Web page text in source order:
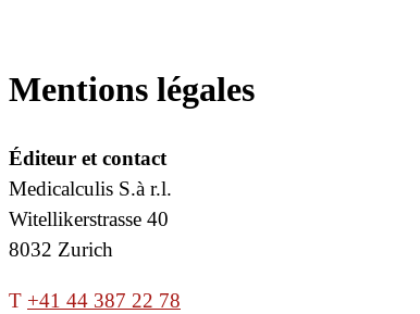
Mentions légales
Éditeur et contact
Medicalculis S.à r.l.
Witellikerstrasse 40
8032 Zurich
T +41 44 387 22 78